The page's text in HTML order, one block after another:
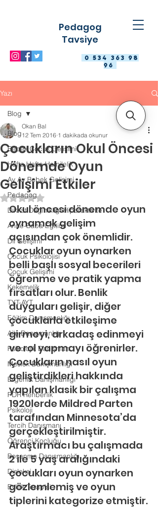
0 534 363 98
96
Pedagog
Tavsiye
Yazı
Blog
Bebek Çocuk Gelişimi
Hafta Hafta Hamilelik
Ay Ay Bebek Gelişimi
Pedagog
Dikkat Dağınıklığı Hiperaktivite
Anne-Baba Eğitimi
Dil Gelişimi
Çocuk Psikolojisi
Çocuk Gelişimi
Kekemelik
TYT-AYT
Eğitim Danışmanlığı
Aile Danışmanlığı
Psikolojik Danışman
Meslek Danışmanlığı
Ergenlik Danışmanlığı
PDR Rehberlik
Psikoloji
Tercih Danışmanı
Öğrenci Koçluğu
Boşanma Danışmanlığı
Disleksi
Evlilik Terapisi
Blog
Çocukların Okul Öncesi
Dönemde Oyun
Gelişimi Etkiler
Okan Bal
12 Tem 2016 1 dakikada okunur
5 üzerinden NaN yıldız
Okul öncesi dönemde oyun
oynamak gelişim
açısından çok önemlidir.
Çocuklar oyun oynarken
belli başlı sosyal becerileri
öğrenme ve pratik yapma
fırsatları olur. Benlik
duyguları gelişir, diğer
çocuklarla etkileşime
girmeyi, arkadaş edinmeyi
ve rol yapmayı öğrenirler.
Çocukların nasıl oyun
geliştirdikleri hakkında
yapılan klasik bir çalışma
1920lerde Mildred Parten
tarafından Minnesota’da
gerçekleştirilmiştir.
Araştırmacı bu çalışmada
2 ile 5 yaş aralığındaki
çocukları oyun oynarken
gözlemlemiş ve oyun
tiplerini kategorize etmiştir.